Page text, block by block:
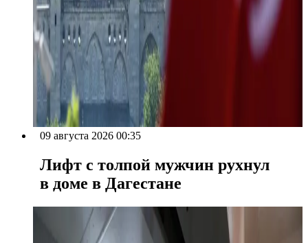
09 августа 2026 00:35
Лифт с толпой мужчин рухнул
в доме в Дагестане